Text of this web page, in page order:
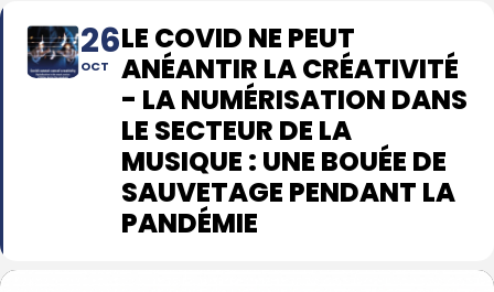
26
OCT
LE COVID NE PEUT
ANÉANTIR LA CRÉATIVITÉ
- LA NUMÉRISATION DANS
LE SECTEUR DE LA
MUSIQUE : UNE BOUÉE DE
SAUVETAGE PENDANT LA
PANDÉMIE